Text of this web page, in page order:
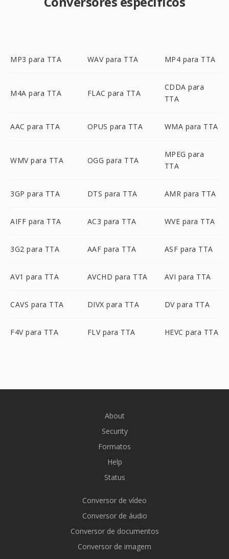
MP3 para TTA WAV para TTA MP4 para TTA
M4A para TTA FLAC para TTA
CDDA para
TTA
AAC para TTA OPUS para TTA WMA para TTA
WMV para TTA OGG para TTA
MPEG para
TTA
3GP para TTA DTS para TTA AMR para TTA
AIFF para TTA AC3 para TTA WVE para TTA
3G2 para TTA AAF para TTA ASF para TTA
AV1 para TTA AVCHD para TTA AVI para TTA
CAVS para TTA DIVX para TTA DV para TTA
F4V para TTA FLV para TTA HEVC para TTA
About
Security
Formatos
Help
Status
Conversor de vídeo
Conversor de áudio
Conversor de documentos
Conversor de imagem